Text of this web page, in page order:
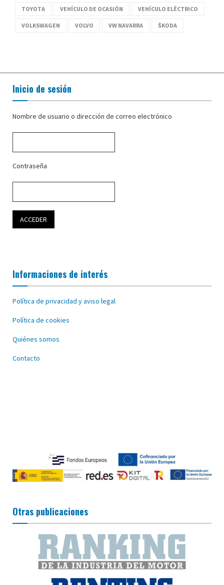
TOYOTA VEHÍCULO DE OCASIÓN VEHÍCULO ELÉCTRICO
VOLKSWAGEN VOLVO VW NAVARRA ŠKODA
Inicio de sesión
Nombre de usuario o dirección de correo electrónico
Contraseña
Informaciones de interés
Política de privacidad y aviso legal
Política de cookies
Quiénes somos
Contacto
Otras publicaciones